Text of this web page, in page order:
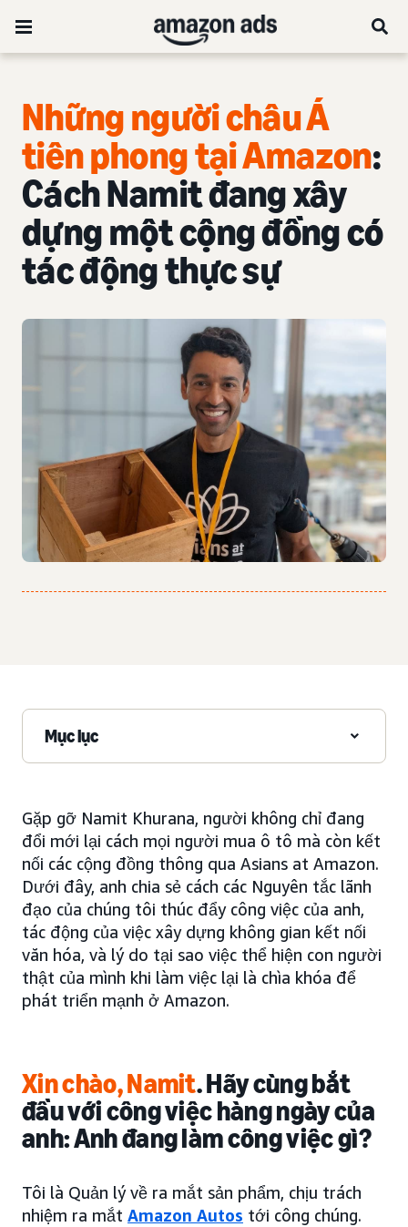
Những người châu Á
tiên phong tại Amazon:
Cách Namit đang xây
dựng một cộng đồng có
tác động thực sự
Mục lục
Gặp gỡ Namit Khurana, người không chỉ đang
đổi mới lại cách mọi người mua ô tô mà còn kết
nối các cộng đồng thông qua Asians at Amazon.
Dưới đây, anh chia sẻ cách các Nguyên tắc lãnh
đạo của chúng tôi thúc đẩy công việc của anh,
tác động của việc xây dựng không gian kết nối
văn hóa, và lý do tại sao việc thể hiện con người
thật của mình khi làm việc lại là chìa khóa để
phát triển mạnh ở Amazon.
Xin chào, Namit. Hãy cùng bắt
đầu với công việc hàng ngày của
anh: Anh đang làm công việc gì?
Tôi là Quản lý về ra mắt sản phẩm, chịu trách
nhiệm ra mắt Amazon Autos tới công chúng.